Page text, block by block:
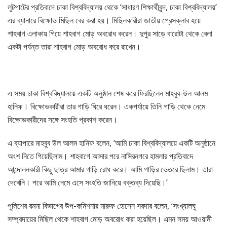
লুটপাটের প্রতিবাদে ঢাকা বিশ্ববিদ্যালয় থেকে ‘সাধারণ শিক্ষার্থীবৃন্দ, ঢাকা বিশ্ববিদ্যালয়’
এর ব্যানারে বিক্ষোভ মিছিল বের করা হয়। মিছিলকারীরা জাতীয় প্রেসক্লাব হয়ে
শাহবাগ এলাকায় গিয়ে শাহবাগ মোড় অবরোধ করেন। দুপুর সাড়ে বারোটা থেকে বেলা
একটা পর্যন্ত তারা শাহবাগ মোড় অবরোধ করে রাখেন।
এ সময় ঢাকা বিশ্ববিদ্যালয়ে একটি অনুষ্ঠান শেষ করে ফিরছিলেন মাহবুব-উল আলম
হানিফ। বিক্ষোভকারীরা তার গাড়ি ঘিরে ধরেন। একপর্যায়ে তিনি গাড়ি থেকে নেমে
বিক্ষোভকারীদের সঙ্গে সংহতি প্রকাশ করেন।
এ ব্যাপারে মাহবুব উল আলম হানিফ বলেন, ‘আমি ঢাকা বিশ্ববিদ্যালয়ে একটি অনুষ্ঠানে
অংশ নিতে গিয়েছিলাম। শাহবাগে আসার পরে নাসিরনগরে হামলার প্রতিবাদে
আন্দোলনকারী কিছু ছাত্র আমার গাড়ি রোধ করে। আমি গাড়ির ভেতরে ছিলাম। তারা
দেখেনি। পরে আমি নেমে এসে সংহতি জানিয়ে বক্তব্য দিয়েছি।’
পুলিশের রমনা বিভাগের উপ-কমিশনার মারুফ হোসেন সরদার বলেন, ‘সংখ্যালঘু
সম্প্রদায়ের মিছিল থেকে শাহবাগ মোড় অবরোধ করা হয়েছিল। এমন সময় আওয়ামী